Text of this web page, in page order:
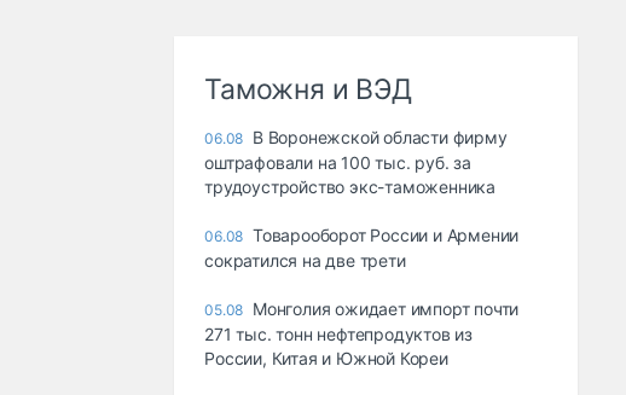
Таможня и ВЭД
06.08 В Воронежской области фирму
оштрафовали на 100 тыс. руб. за
трудоустройство экс-таможенника
06.08 Товарооборот России и Армении
сократился на две трети
05.08 Монголия ожидает импорт почти
271 тыс. тонн нефтепродуктов из
России, Китая и Южной Кореи